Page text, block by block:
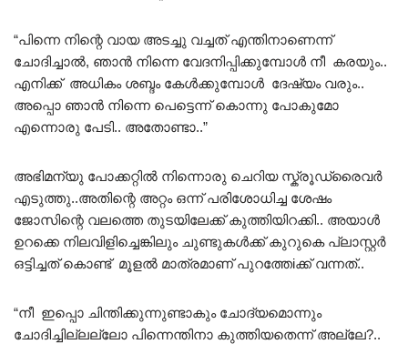
“പിന്നെ നിന്റെ വായ അടച്ചു വച്ചത് എന്തിനാണെന്ന്
ചോദിച്ചാൽ, ഞാൻ നിന്നെ വേദനിപ്പിക്കുമ്പോൾ നീ കരയും..
എനിക്ക് അധികം ശബ്ദം കേൾക്കുമ്പോൾ ദേഷ്യം വരും..
അപ്പൊ ഞാൻ നിന്നെ പെട്ടെന്ന് കൊന്നു പോകുമോ
എന്നൊരു പേടി.. അതോണ്ടാ..”
അഭിമന്യു പോക്കറ്റിൽ നിന്നൊരു ചെറിയ സ്ക്രൂഡ്രൈവർ
എടുത്തു..അതിന്റെ അറ്റം ഒന്ന് പരിശോധിച്ച ശേഷം
ജോസിന്റെ വലത്തെ തുടയിലേക്ക് കുത്തിയിറക്കി.. അയാൾ
ഉറക്കെ നിലവിളിച്ചെങ്കിലും ചുണ്ടുകൾക്ക് കുറുകെ പ്ലാസ്റ്റർ
ഒട്ടിച്ചത് കൊണ്ട് മൂളൽ മാത്രമാണ് പുറത്തേiക്ക് വന്നത്..
“നീ ഇപ്പൊ ചിന്തിക്കുന്നുണ്ടാകും ചോദ്യമൊന്നും
ചോദിച്ചില്ലല്ലോ പിന്നെന്തിനാ കുത്തിയതെന്ന് അല്ലേ?..